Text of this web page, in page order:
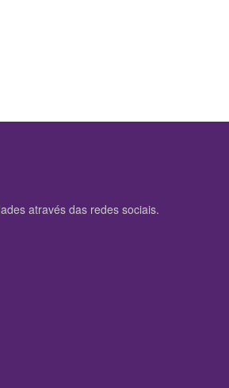
através das redes sociais.